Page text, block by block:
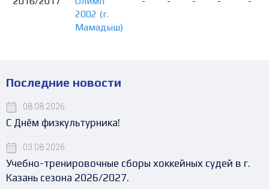
2002 (г.
Мамадыш)
Последние новости
08.08.2026
С Днём физкультурника!
03.08.2026
Учебно-тренировочные сборы хоккейных судей в г.
Казань сезона 2026/2027.